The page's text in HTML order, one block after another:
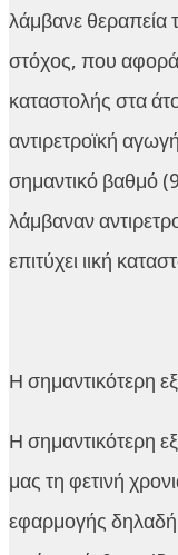
λάμβανε θεραπεία
στόχος, που αφορά
καταστολής στα
αντιρετροϊκή
σημαντικό βαθμό
λάμβαναν
επιτύχει ιική
Η σημαντικότερη
Η σημαντικότερη
μας τη φετινή
εφαρμογής